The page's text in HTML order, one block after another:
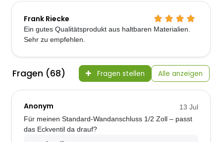
Frank Riecke
Ein gutes Qualitätsprodukt aus haltbaren Materialien.
Sehr zu empfehlen.
Fragen (68) Fragen stellen Alle anzeigen
Anonym
13 Jul
Für meinen Standard-Wandanschluss 1/2 Zoll – passt
das Eckventil da drauf?